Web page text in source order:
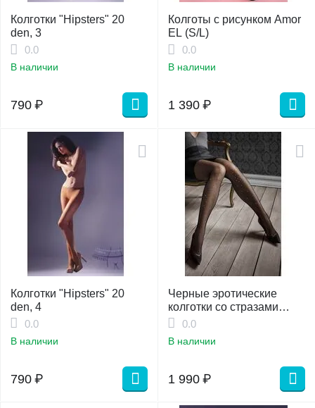
Колготки "Hipsters" 20
den, 3
0.0
В наличии
790 ₽
Колготы с рисунком Amor
EL (S/L)
0.0
В наличии
1 390 ₽
Колготки "Hipsters" 20
den, 4
0.0
В наличии
790 ₽
Черные эротические
колготки со стразами
"Gucci" 1\2
0.0
В наличии
1 990 ₽